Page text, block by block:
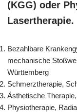
(KGG) oder
Lasertherapie.
Bezahlbare
mechanische
Württemberg
Schmerztherapie,
Ästhetische
Physiotherapie,